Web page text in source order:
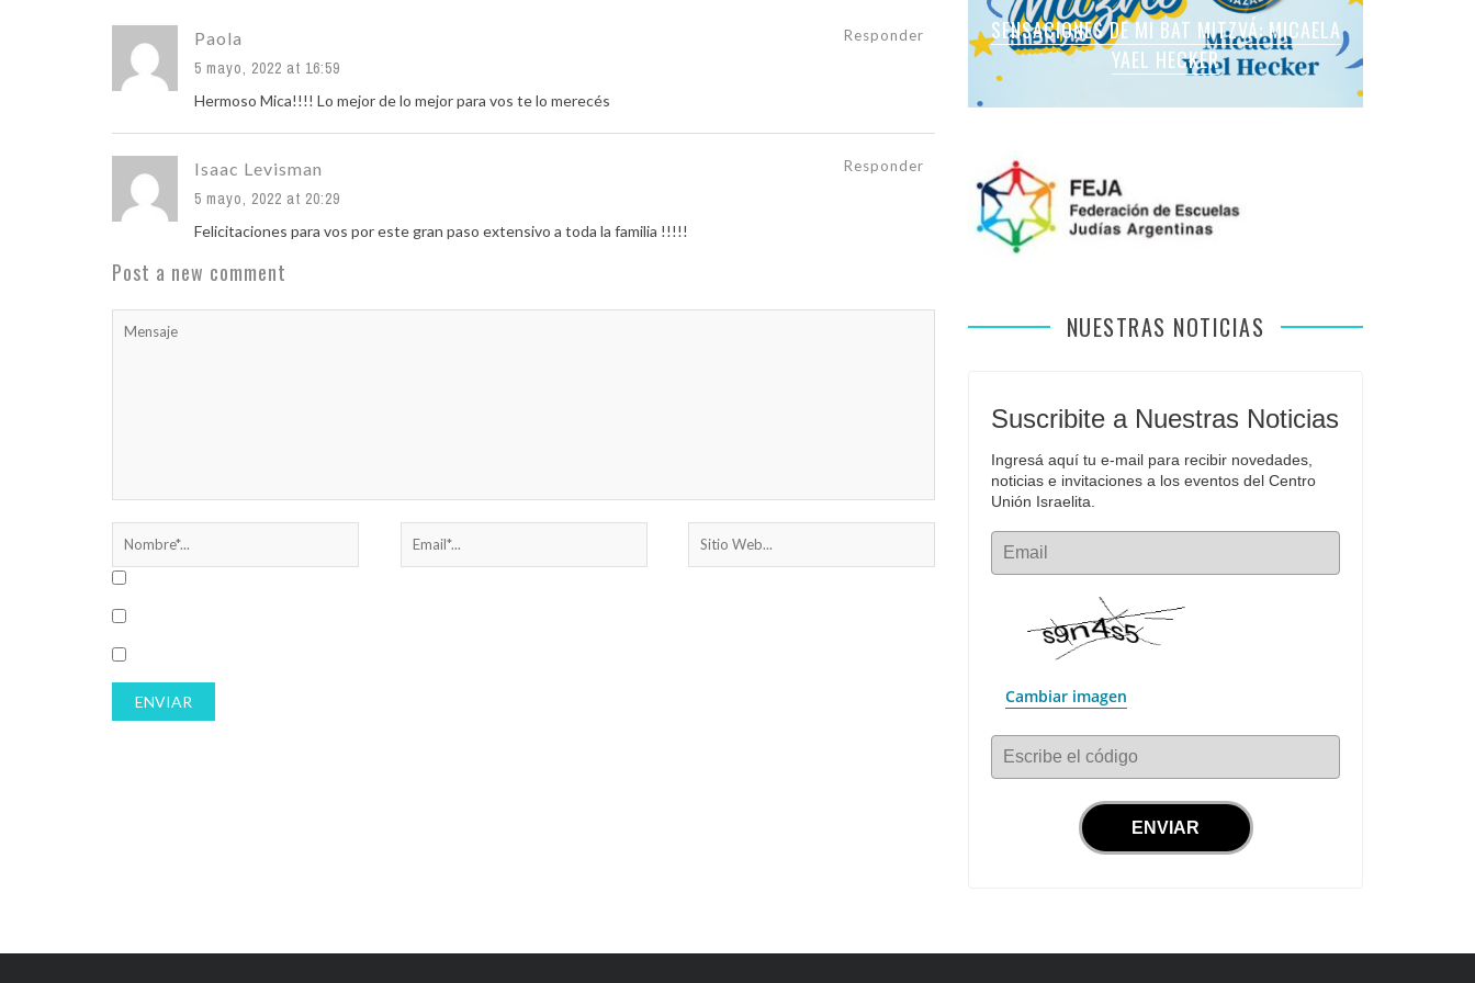
Paola
5 mayo, 2022 at 16:59
Responder
Hermoso Mica!!!! Lo mejor de lo mejor para vos te lo merecés
Isaac Levisman
5 mayo, 2022 at 20:29
Responder
Felicitaciones para vos por este gran paso extensivo a toda la familia !!!!!
Post a new comment
SENSACIONES DE MI BAT MITZVÁ: MICAELA
YAEL HECKER
SENSACIONES DE MI BAT MITZVÁ: MARTINA
SOL LEVY
SENSACIONES DE MI BAT MITZVÁ: MICAELA
ROMANO APFELBAUM
SENSACIONES DE MI BAT MITZVÁ: VIOLETA
LIEBMAN
SENSACIONES EN MI BAR MITZVÁ: VITALI
GUIDA
NUESTRAS NOTICIAS
Suscribite a Nuestras Noticias
Ingresá aquí tu e-mail para recibir novedades,
noticias e invitaciones a los eventos del Centro
Unión Israelita.
Email
Cambiar imagen
Escribe el código